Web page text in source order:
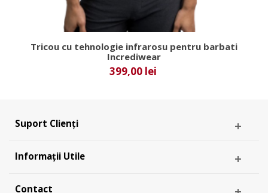
Tricou cu tehnologie infrarosu pentru barbati
Incrediwear
399,00 lei
Suport Clienți
Informații Utile
Contact